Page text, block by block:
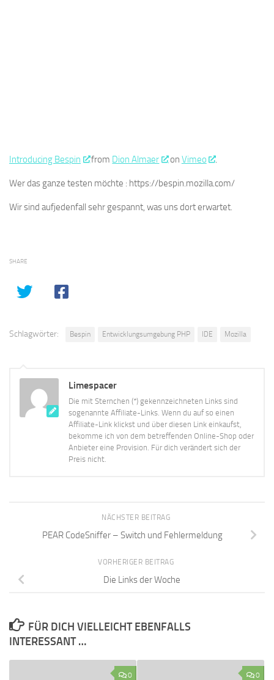
Introducing Bespin from Dion Almaer on Vimeo .
Wer das ganze testen möchte : https://bespin.mozilla.com/
Wir sind aufjedenfall sehr gespannt, was uns dort erwartet.
SHARE
Schlagwörter: Bespin Entwicklungsumgebung PHP IDE Mozilla
Limespacer
Die mit Sternchen (*) gekennzeichneten Links sind
sogenannte Affiliate-Links. Wenn du auf so einen
Affiliate-Link klickst und über diesen Link einkaufst,
bekomme ich von dem betreffenden Online-Shop oder
Anbieter eine Provision. Für dich verändert sich der
Preis nicht.
NÄCHSTER BEITRAG
PEAR CodeSniffer – Switch und Fehlermeldung
VORHERIGER BEITRAG
Die Links der Woche
FÜR DICH VIELLEICHT EBENFALLS
INTERESSANT …
0 0